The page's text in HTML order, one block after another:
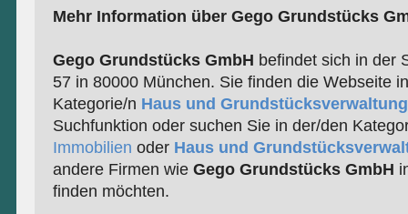
Mehr Information über Gego Grundstücks
Gego Grundstücks GmbH befindet sich in der
57 in 80000 München. Sie finden die Webseite
Kategorie/n Haus und Grundstücksverwaltung
Suchfunktion oder suchen Sie in der/den
Immobilien oder Haus und
andere Firmen wie Gego Grundstücks GmbH
finden möchten.